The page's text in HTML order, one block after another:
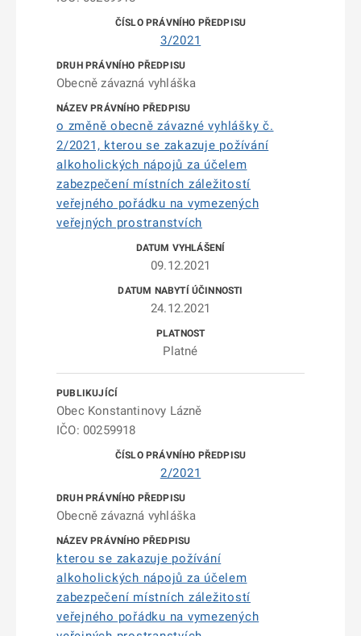
3/2021
Obecně závazná vyhláška
o změně obecně závazné vyhlášky č.
2/2021, kterou se zakazuje požívání
alkoholických nápojů za účelem
zabezpečení místních záležitostí
veřejného pořádku na vymezených
veřejných prostranstvích
09.12.2021
24.12.2021
Platné
Obec Konstantinovy Lázně
IČO: 00259918
2/2021
Obecně závazná vyhláška
kterou se zakazuje požívání
alkoholických nápojů za účelem
zabezpečení místních záležitostí
veřejného pořádku na vymezených